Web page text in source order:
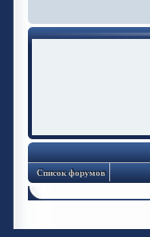
Список форумов